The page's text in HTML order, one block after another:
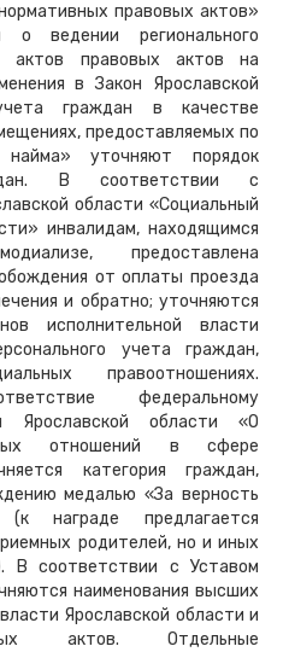
правовых актов»
о ведении регионального
актов правовых актов на
в Закон Ярославской
граждан в качестве
предоставляемых по
найма» уточняют порядок
В соответствии с
области «Социальный
инвалидам, находящимся
предоставлена
от оплаты проезда
и обратно; уточняются
исполнительной власти
учета граждан,
правоотношениях.
федеральному
Ярославской области «О
отношений в сфере
категория граждан,
медалью «За верность
(к награде предлагается
родителей, но и иных
В соответствии с Уставом
наименования высших
Ярославской области и
актов. Отдельные